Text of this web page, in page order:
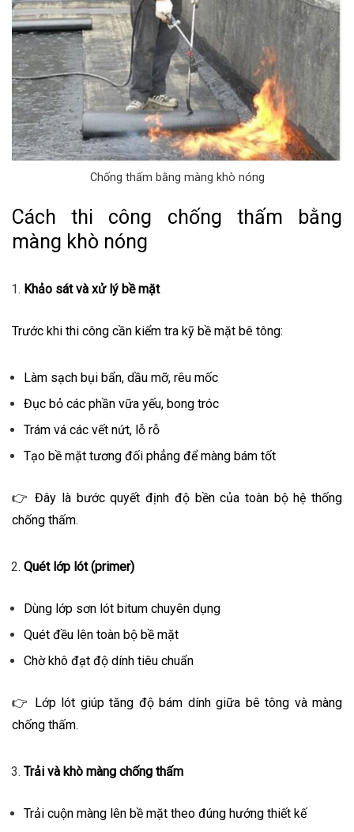
Chống thấm bằng màng khò nóng
Cách thi công chống thấm bằng
màng khò nóng
Khảo sát và xử lý bề mặt
Trước khi thi công cần kiểm tra kỹ bề mặt bê tông:
Làm sạch bụi bẩn, dầu mỡ, rêu mốc
Đục bỏ các phần vữa yếu, bong tróc
Trám vá các vết nứt, lỗ rỗ
Tạo bề mặt tương đối phẳng để màng bám tốt
👉 Đây là bước quyết định độ bền của toàn bộ hệ thống
chống thấm.
Quét lớp lót (primer)
Dùng lớp sơn lót bitum chuyên dụng
Quét đều lên toàn bộ bề mặt
Chờ khô đạt độ dính tiêu chuẩn
👉 Lớp lót giúp tăng độ bám dính giữa bê tông và màng
chống thấm.
Trải và khò màng chống thấm
Trải cuộn màng lên bề mặt theo đúng hướng thiết kế